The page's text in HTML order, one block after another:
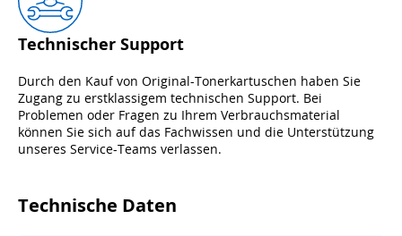
Technischer Support
Durch den Kauf von Original-Tonerkartuschen haben Sie
Zugang zu erstklassigem technischen Support. Bei
Problemen oder Fragen zu Ihrem Verbrauchsmaterial
können Sie sich auf das Fachwissen und die Unterstützung
unseres Service-Teams verlassen.
Technische Daten